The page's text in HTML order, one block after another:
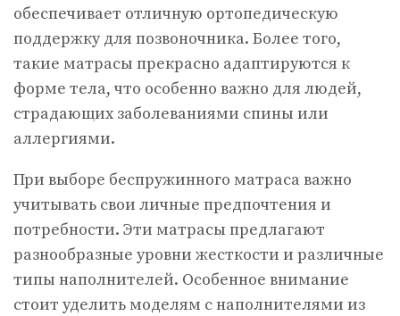
обеспечивает отличную ортопедическую
поддержку для позвоночника. Более того,
такие матрасы прекрасно адаптируются к
форме тела, что особенно важно для людей,
страдающих заболеваниями спины или
аллергиями.
При выборе беспружинного матраса важно
учитывать свои личные предпочтения и
потребности. Эти матрасы предлагают
разнообразные уровни жесткости и различные
типы наполнителей. Особенное внимание
стоит уделить моделям с наполнителями из